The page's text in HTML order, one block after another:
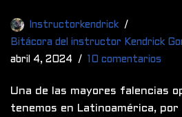
Instructorkendrick
Bitácora del instructor Kendrick
abril 4, 2024
10 comentarios
Una de las mayores falencias
tenemos en Latinoamérica,